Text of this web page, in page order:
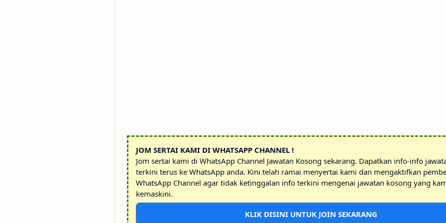
JOM SERTAI KAMI DI WHATSAPP CHANNEL !
Jom sertai kami di WhatsApp Channel Jawatan Kosong sekarang. Dapatkan info-info
terkini terus ke WhatsApp anda. Kini telah ramai menyertai kami dan mengaktifkan
WhatsApp Channel agar tidak ketinggalan info terkini mengenai jawatan kosong yang
kemaskini.
KLIK DISINI UNTUK JOIN SEKARANG